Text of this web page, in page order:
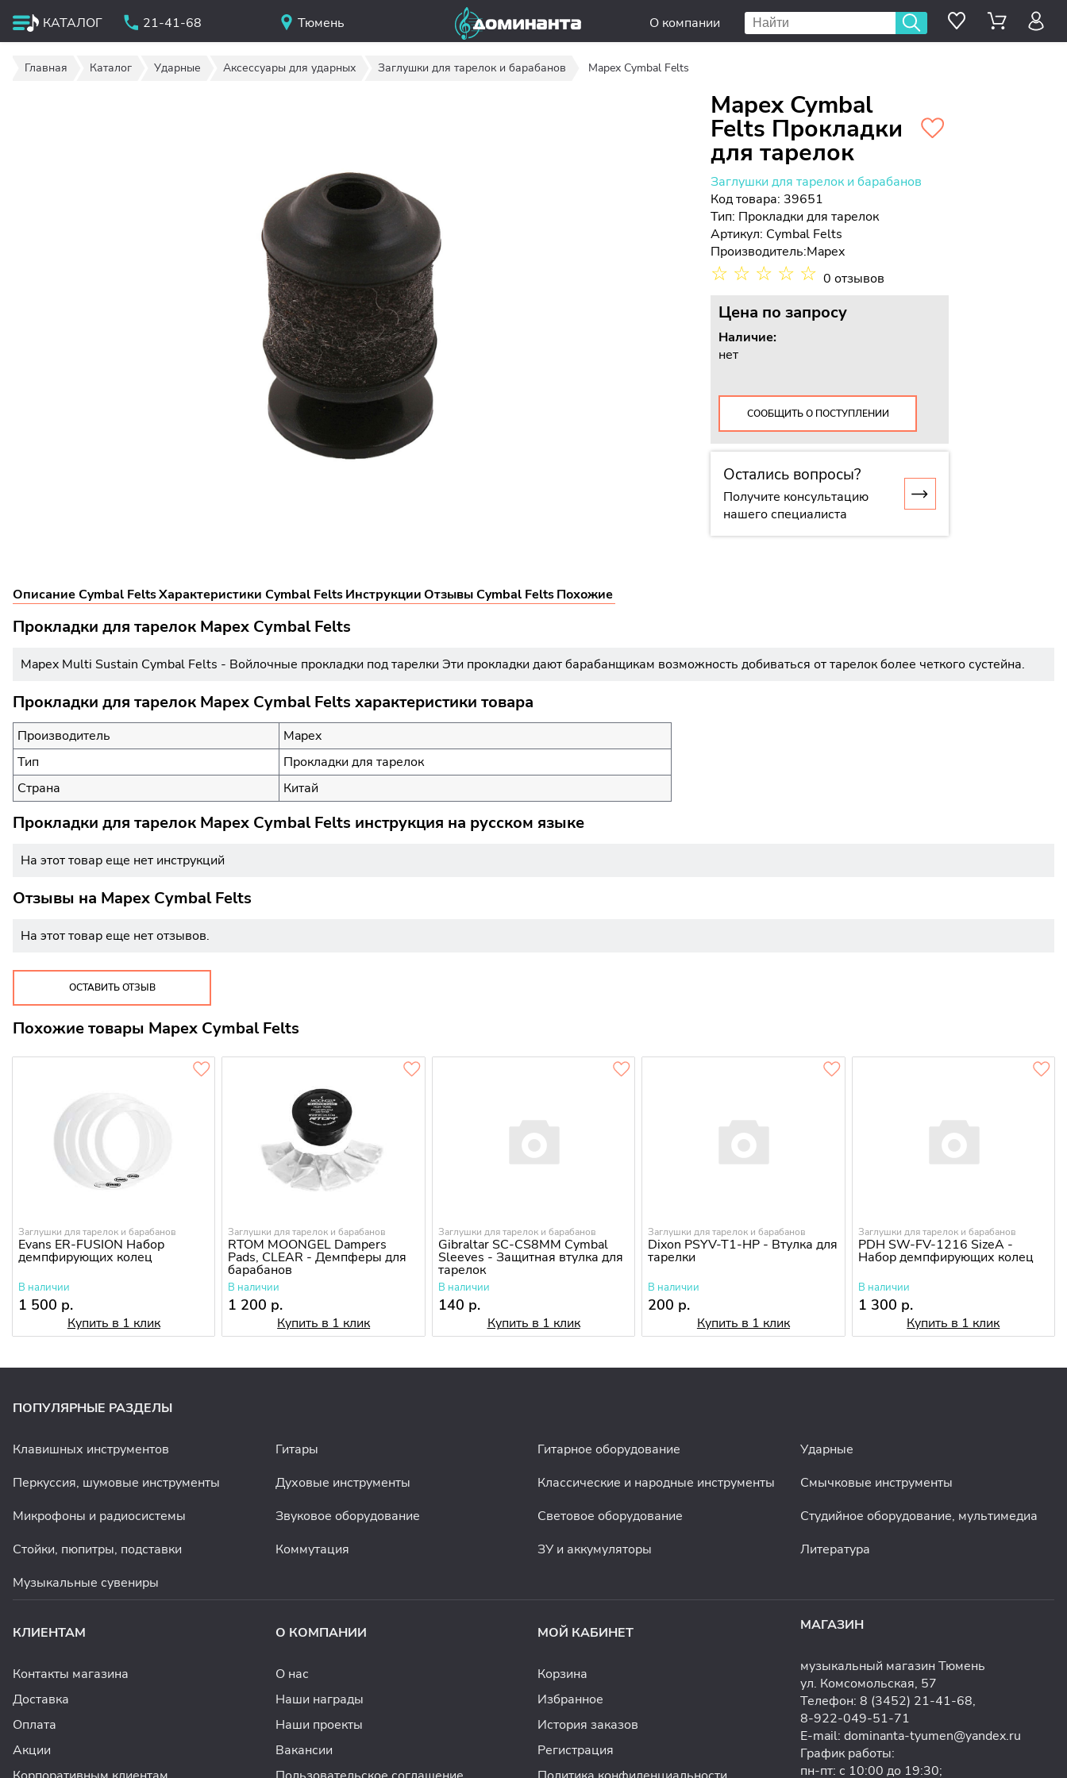
КАТАЛОГ 21-41-68 Тюмень О компании
Главная Каталог Ударные Аксессуары для ударных Заглушки для тарелок и барабанов Mapex Cymbal Felts
Mapex Cymbal
Felts Прокладки
для тарелок
Заглушки для тарелок и барабанов
Код товара: 39651
Тип: Прокладки для тарелок
Артикул: Cymbal Felts
Производитель:Mapex
☆ ☆ ☆ ☆ ☆ 0 отзывов
Цена по запросу
Наличие:
нет
СООБЩИТЬ О ПОСТУПЛЕНИИ
Остались вопросы?
Получите консультацию
нашего специалиста
Описание Cymbal FeltsХарактеристики Cymbal FeltsИнструкцииОтзывы Cymbal FeltsПохожие
Прокладки для тарелок Mapex Cymbal Felts
Mapex Multi Sustain Cymbal Felts - Войлочные прокладки под тарелки Эти прокладки дают барабанщикам возможность добиваться от тарелок более четкого сустейна.
Прокладки для тарелок Mapex Cymbal Felts характеристики товара
Производитель
Mapex
Тип
Прокладки для тарелок
Страна
Китай
Прокладки для тарелок Mapex Cymbal Felts инструкция на русском языке
На этот товар еще нет инструкций
Отзывы на Mapex Cymbal Felts
На этот товар еще нет отзывов.
ОСТАВИТЬ ОТЗЫВ
Похожие товары Mapex Cymbal Felts
Заглушки для тарелок и барабанов
Evans ER-FUSION Набор
демпфирующих колец
В наличии
1 500 р.
Купить в 1 клик
Заглушки для тарелок и барабанов
RTOM MOONGEL Dampers
Pads, CLEAR - Демпферы для
барабанов
В наличии
1 200 р.
Купить в 1 клик
Заглушки для тарелок и барабанов
Gibraltar SC-CS8MM Cymbal
Sleeves - Защитная втулка для
тарелок
В наличии
140 р.
Купить в 1 клик
Заглушки для тарелок и барабанов
Dixon PSYV-T1-HP - Втулка для
тарелки
В наличии
200 р.
Купить в 1 клик
Заглушки для тарелок и барабанов
PDH SW-FV-1216 SizeA -
Набор демпфирующих колец
В наличии
1 300 р.
Купить в 1 клик
ПОПУЛЯРНЫЕ РАЗДЕЛЫ
Клавишных инструментов Гитары Гитарное оборудование
Ударные
Перкуссия, шумовые инструменты
Духовые инструменты Классические и народные инструменты
Смычковые инструменты
Микрофоны и радиосистемы
Звуковое оборудование Световое оборудование
Студийное оборудование, мультимедиа
Стойки, пюпитры, подставки
Коммутация ЗУ и аккумуляторы
Литература
Музыкальные сувениры
КЛИЕНТАМ
Контакты магазина
Доставка
Оплата
Акции
О КОМПАНИИ
О нас
Наши награды
Наши проекты
Вакансии
МОЙ КАБИНЕТ
Корзина
Избранное
История заказов
Регистрация
МАГАЗИН
музыкальный магазин Тюмень
ул. Комсомольская, 57
Телефон: 8 (3452) 21-41-68,
8-922-049-51-71
E-mail: dominanta-tyumen@yandex.ru
График работы:
пн-пт: с 10:00 до 19:30;